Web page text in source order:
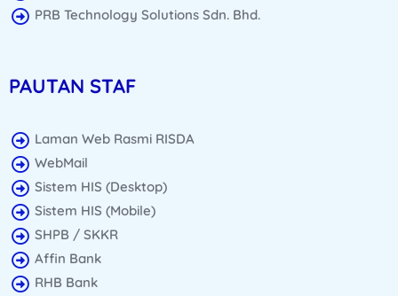
PRB Technology Solutions Sdn. Bhd.
PAUTAN STAF
Laman Web Rasmi RISDA
WebMail
Sistem HIS (Desktop)
Sistem HIS (Mobile)
SHPB / SKKR
Affin Bank
RHB Bank